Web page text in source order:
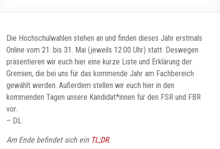
am
Institut
für
Psychologie
des
Fachbereichs
für
Humanwissenschaften
der
Die Hochschulwahlen stehen an und finden dieses Jahr erstmals
Online vom 21. bis 31. Mai (jeweils 12:00 Uhr) statt. Deswegen
präsentieren wir euch hier eine kurze Liste und Erklärung der
Gremien, die bei uns für das kommende Jahr am Fachbereich
gewählt werden. Außerdem stellen wir euch hier in den
kommenden Tagen unsere Kandidat*innen für den FSR und FBR
vor.
– DL
Am Ende befindet sich ein TL;DR.